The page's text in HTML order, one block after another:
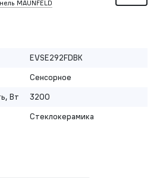
MAUNFELD
EVSE292FDBK
Сенсорное
Вт
3200
Стеклокерамика